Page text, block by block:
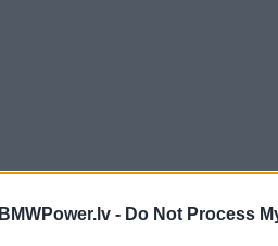
BMWPower.lv - Do Not Process